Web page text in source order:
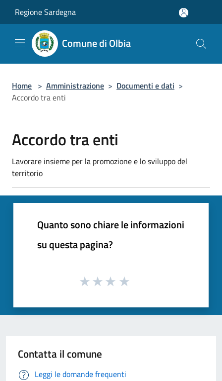
Regione Sardegna
Comune di Olbia
Home > Amministrazione > Documenti e dati >
Accordo tra enti
Accordo tra enti
Lavorare insieme per la promozione e lo sviluppo del
territorio
Quanto sono chiare le informazioni
su questa pagina?
Contatta il comune
Leggi le domande frequenti